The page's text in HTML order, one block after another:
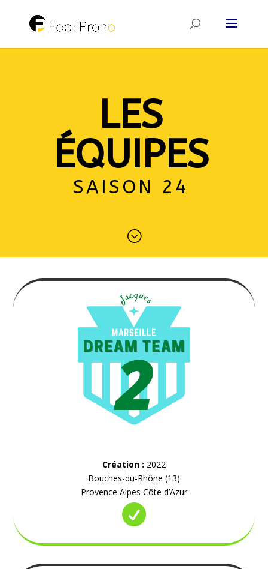
LES
ÉQUIPES
SAISON 24
;
Création : 2022
Bouches-du-Rhône (13)
Provence Alpes Côte d’Azur
